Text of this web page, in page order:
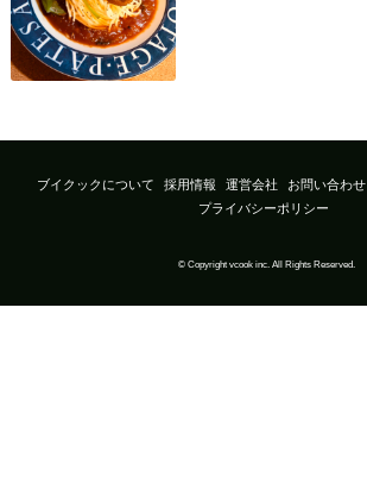
ブイクックについて 採用情報 運営会社 お問い合わせ
プライバシーポリシー
© Copyright vcook inc. All Rights Reserved.